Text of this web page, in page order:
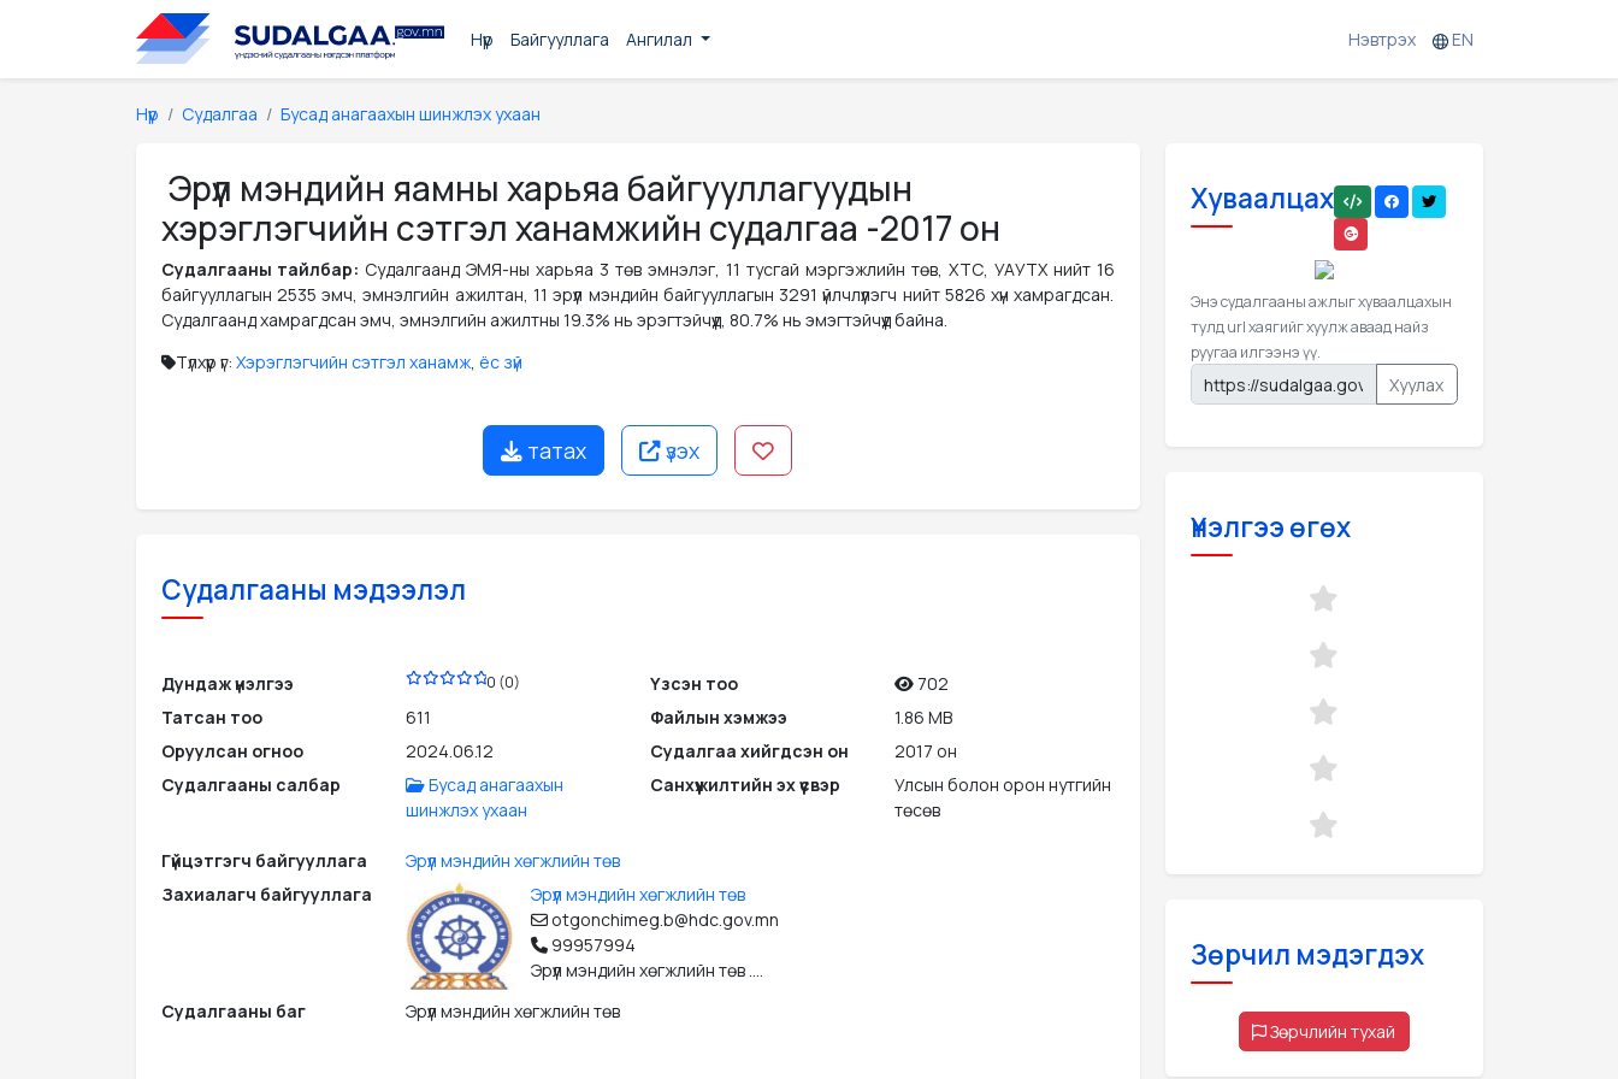
Нүүр Байгууллага Ангилал Нэвтрэх EN
Нүүр Судалгаа Бусад анагаахын шинжлэх ухаан
Эрүүл мэндийн яамны харьяа байгууллагуудын
хэрэглэгчийн сэтгэл ханамжийн судалгаа -2017 он
Судалгааны тайлбар: Судалгаанд ЭМЯ-ны харьяа 3 төв эмнэлэг, 11 тусгай мэргэжлийн төв, ХТС, УАУТХ нийт 16
байгууллагын 2535 эмч, эмнэлгийн ажилтан, 11 эрүүл мэндийн байгууллагын 3291 үйлчлүүлэгч нийт 5826 хүн хамрагдсан.
Судалгаанд хамрагдсан эмч, эмнэлгийн ажилтны 19.3% нь эрэгтэйчүүд, 80.7% нь эмэгтэйчүүд байна.
Түлхүүр үг: Хэрэглэгчийн сэтгэл ханамж, ёс зүй
татах үзэх
Судалгааны мэдээлэл
Дундаж үнэлгээ 0 (0) Үзсэн тоо
702
Татсан тоо
611 Файлын хэмжээ
1.86 MB
Оруулсан огноо
2024.06.12 Судалгаа хийгдсэн он
2017 он
Судалгааны салбар
Бусад анагаахын
шинжлэх ухаан
Санхүүжилтийн эх үүсвэр
Улсын болон орон нутгийн
төсөв
Гүйцэтгэгч байгууллага
Эрүүл мэндийн хөгжлийн төв
Захиалагч байгууллага
Эрүүл мэндийн хөгжлийн төв
otgonchimeg.b@hdc.gov.mn
99957994
Эрүүл мэндийн хөгжлийн төв ....
Судалгааны баг
Эрүүл мэндийн хөгжлийн төв
Хуваалцах
Энэ судалгааны ажлыг хуваалцахын
тулд url хаягийг хуулж аваад найз
руугаа илгээнэ үү.
Хуулах
Үнэлгээ өгөх
Зөрчил мэдэгдэх
Зөрчлийн тухай